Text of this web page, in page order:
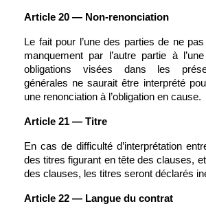
Article 20 — Non-renonciation
Le fait pour l’une des parties de ne
manquement par l’autre partie à
obligations visées dans les
générales ne saurait être interprété
une renonciation à l’obligation en cause.
Article 21 — Titre
En cas de difficulté d’interprétation
des titres figurant en tête des clauses, et
des clauses, les titres seront déclarés
Article 22 — Langue du contrat